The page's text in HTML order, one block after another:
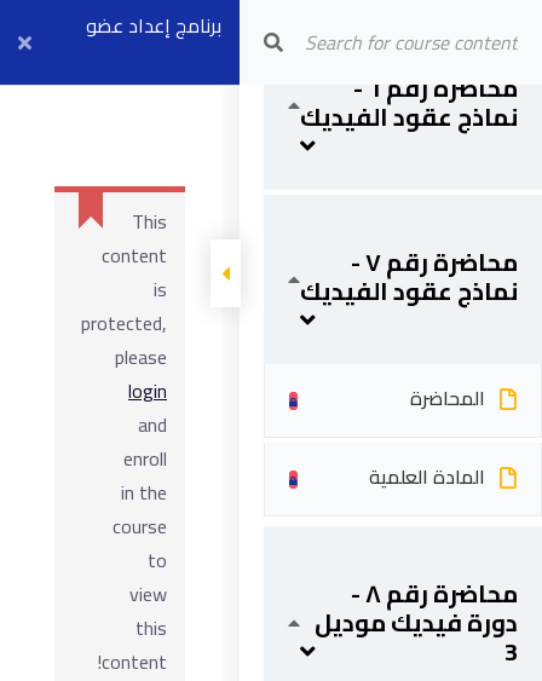
Arab Center for Arbitration
برنامج إعداد عضو
مجلس فض
بث مباشر ٦ أبريل
محاضرة رقم ٦ -
نماذج عقود الفيديك
المادة العلمية
محاضرة رقم ٧ -
نماذج عقود الفيديك
المحاضرة
المادة العلمية
محاضرة رقم ٨ -
دورة فيديك موديل
3
This
content
is
protected,
please
login
and
enroll
in the
course
to
view
this
content!